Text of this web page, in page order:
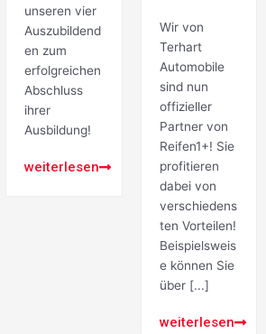
unseren vier
Auszubildend
en zum
erfolgreichen
Abschluss
ihrer
Ausbildung!
weiterlesen
Wir von
Terhart
Automobile
sind nun
offizieller
Partner von
Reifen1+! Sie
profitieren
dabei von
verschiedens
ten Vorteilen!
Beispielsweis
e können Sie
über [...]
weiterlesen